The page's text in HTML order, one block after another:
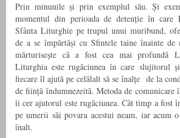
Prin minunile și prin exemplul său. Și
momentul din perioada de detenție în care
Sfânta Liturghie pe trupul unui muribund,
de a se împărtăși cu Sfintele taine înainte de
mărturisește că a fost cea mai profundă
Liturghia este rugăciunea în care slujitorul
fiecare îl ajută pe celălalt să se înalțe de la
de ființă îndumnezeită. Metoda de comunicare
îi cer ajutorul este rugăciunea. Cât timp a fost
pe umerii săi povara acestui neam, iar acum
înalt.